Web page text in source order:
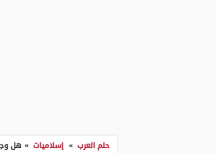
حلم العرب » إسلاميات » هل